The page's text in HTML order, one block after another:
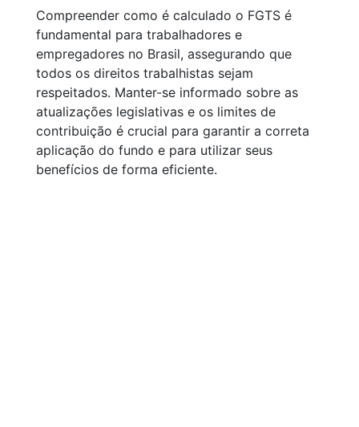
Compreender como é calculado o FGTS é
fundamental para trabalhadores e
empregadores no Brasil, assegurando que
todos os direitos trabalhistas sejam
respeitados. Manter-se informado sobre as
atualizações legislativas e os limites de
contribuição é crucial para garantir a correta
aplicação do fundo e para utilizar seus
benefícios de forma eficiente.